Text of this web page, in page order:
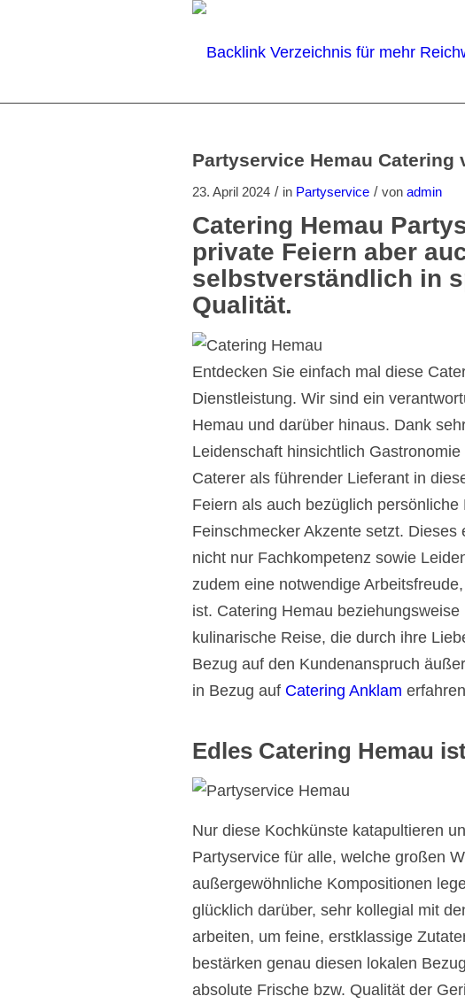
Partyservice Hemau
23. April 2024 / in Partyservice / von admin
Catering Hemau
private Feiern aber
selbstverständlich in
Qualität.
Entdecken Sie einfach mal diese
Dienstleistung. Wir sind ein
Hemau und darüber hinaus. Dank
Leidenschaft hinsichtlich
Caterer als führender Lieferant in
Feiern als auch bezüglich
Feinschmecker Akzente setzt.
nicht nur Fachkompetenz sowie
zudem eine notwendige
ist. Catering Hemau
kulinarische Reise, die durch ihre
Bezug auf den Kundenanspruch
in Bezug auf Catering Anklam
Edles Catering Hemau
Nur diese Kochkünste katapultieren
Partyservice für alle, welche großen
außergewöhnliche Kompositionen
glücklich darüber, sehr kollegial mit
arbeiten, um feine, erstklassige
bestärken genau diesen lokalen
absolute Frische bzw. Qualität der